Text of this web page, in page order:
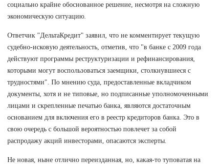
социально крайне обоснованное решение, несмотря на сложную
экономическую ситуацию.
Ответчик "ДельтаКредит" заявил, что не комментирует текущую
судебно-исковую деятельность, отметив, что "в банке с 2009 года
действуют программы реструктуризации и рефинансирования,
которыми могут воспользоваться заемщики, столкнувшиеся с
трудностями". По мнению суда, предоставленные вкладчиком
документы, хотя и не типовые, но подписанные уполномоченными
лицами и скрепленные печатью банка, являются достаточным
основанием для включения его в реестр кредиторов банка. Это в
свою очередь с большой вероятностью повлечет за собой
распродажу акций инвесторами, опасаются эксперты.
Не новая, ныне отлично переизданная, но, какая-то туповатая на